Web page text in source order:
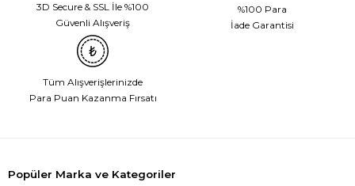
3D Secure & SSL İle %100
Güvenli Alışveriş
%100 Para
İade Garantisi
Tüm Alışverişlerinizde
Para Puan Kazanma Fırsatı
Popüler Marka ve Kategoriler